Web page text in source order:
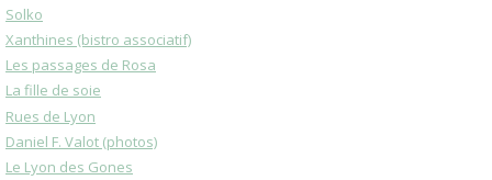
Solko
Xanthines (bistro associatif)
Les passages de Rosa
La fille de soie
Rues de Lyon
Daniel F. Valot (photos)
Le Lyon des Gones